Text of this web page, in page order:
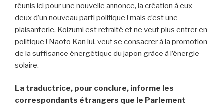
réunis ici pour une nouvelle annonce, la création à eux
deux d’un nouveau parti politique ! mais c’est une
plaisanterie, Koizumi est retraité et ne veut plus entrer en
politique ! Naoto Kan lui, veut se consacrer à la promotion
de la suffisance énergétique du japon grâce à l’énergie
solaire.
La traductrice, pour conclure, informe les
correspondants étrangers que le Parlement